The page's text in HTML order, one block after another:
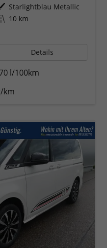
Außenfarbe Starlightblau Metallic
Kilometerstand 10 km
Details
l/100km
km